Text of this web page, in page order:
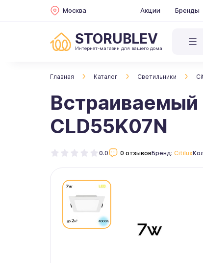
Москва Акции Бренды
STORUBLEV
Интернет-магазин для вашего дома
Главная Каталог Светильники
Встраиваемый
CLD55K07N
0.0 0 отзывовБренд: Citilux